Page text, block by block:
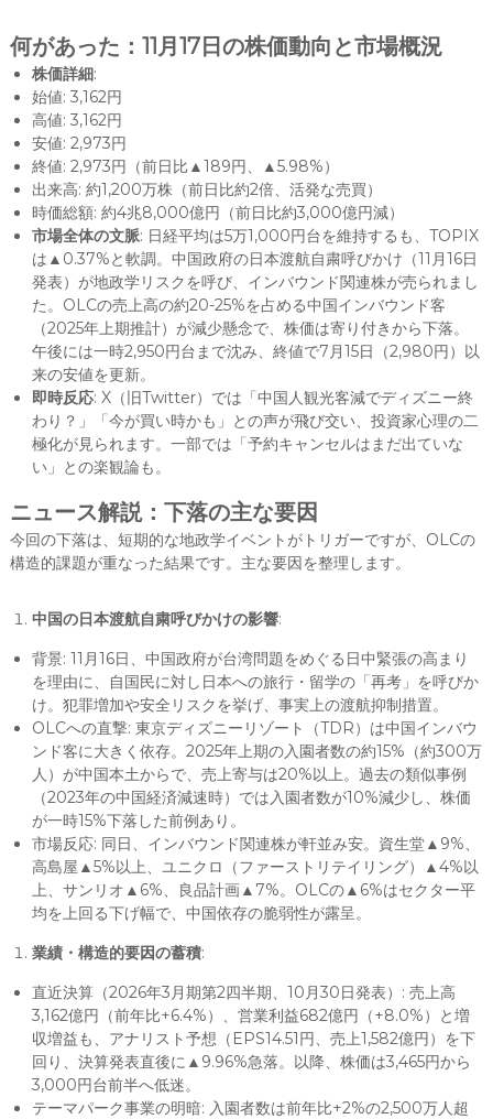
何があった：11月17日の株価動向と市場概況
株価詳細:
始値: 3,162円
高値: 3,162円
安値: 2,973円
終値: 2,973円（前日比▲189円、▲5.98%）
出来高: 約1,200万株（前日比約2倍、活発な売買）
時価総額: 約4兆8,000億円（前日比約3,000億円減）
市場全体の文脈: 日経平均は5万1,000円台を維持するも、TOPIX
は▲0.37%と軟調。中国政府の日本渡航自粛呼びかけ（11月16日
発表）が地政学リスクを呼び、インバウンド関連株が売られまし
た。OLCの売上高の約20-25%を占める中国インバウンド客
（2025年上期推計）が減少懸念で、株価は寄り付きから下落。
午後には一時2,950円台まで沈み、終値で7月15日（2,980円）以
来の安値を更新。
即時反応: X（旧Twitter）では「中国人観光客減でディズニー終
わり？」「今が買い時かも」との声が飛び交い、投資家心理の二
極化が見られます。一部では「予約キャンセルはまだ出ていな
い」との楽観論も。
ニュース解説：下落の主な要因
今回の下落は、短期的な地政学イベントがトリガーですが、OLCの
構造的課題が重なった結果です。主な要因を整理します。
中国の日本渡航自粛呼びかけの影響:
背景: 11月16日、中国政府が台湾問題をめぐる日中緊張の高まり
を理由に、自国民に対し日本への旅行・留学の「再考」を呼びか
け。犯罪増加や安全リスクを挙げ、事実上の渡航抑制措置。
OLCへの直撃: 東京ディズニーリゾート（TDR）は中国インバウ
ンド客に大きく依存。2025年上期の入園者数の約15%（約300万
人）が中国本土からで、売上寄与は20%以上。過去の類似事例
（2023年の中国経済減速時）では入園者数が10%減少し、株価
が一時15%下落した前例あり。
市場反応: 同日、インバウンド関連株が軒並み安。資生堂▲9%、
高島屋▲5%以上、ユニクロ（ファーストリテイリング）▲4%以
上、サンリオ▲6%、良品計画▲7%。OLCの▲6%はセクター平
均を上回る下げ幅で、中国依存の脆弱性が露呈。
業績・構造的要因の蓄積:
直近決算（2026年3月期第2四半期、10月30日発表）: 売上高
3,162億円（前年比+6.4%）、営業利益682億円（+8.0%）と増
収増益も、アナリスト予想（EPS14.51円、売上1,582億円）を下
回り、決算発表直後に▲9.96%急落。以降、株価は3,465円から
3,000円台前半へ低迷。
テーマパーク事業の明暗: 入園者数は前年比+2%の2,500万人超